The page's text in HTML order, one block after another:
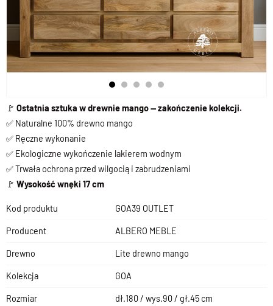
🚩 Ostatnia sztuka w drewnie mango — zakończenie kolekcji.
✅ Naturalne 100% drewno mango
✅ Ręczne wykonanie
✅ Ekologiczne wykończenie lakierem wodnym
✅ Trwała ochrona przed wilgocią i zabrudzeniami
🚩 Wysokość wnęki 17 cm
Kod produktu GOA39 OUTLET
Producent ALBERO MEBLE
Drewno Lite drewno mango
Kolekcja GOA
Rozmiar dł.180 / wys.90 / gł.45 cm